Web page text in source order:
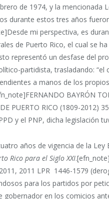
de 1974, y la mencionada
durante estos tres años
mi perspectiva, es
de Puerto Rico, el cual se
representó un desfase del
partidista, trasladando:
a manos de los
BAYRÓN
PUERTO RICO (1809-2012)
y el PNP, dicha legislación
años de vigencia de la
Rico para el Siglo XXI
2011 LPR 1446-1579
para los partidos por
gobernador en los comicios